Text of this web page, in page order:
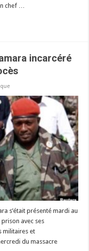
chef …
incarcéré
s’était présenté mardi au
avec ses
militaires et
du massacre